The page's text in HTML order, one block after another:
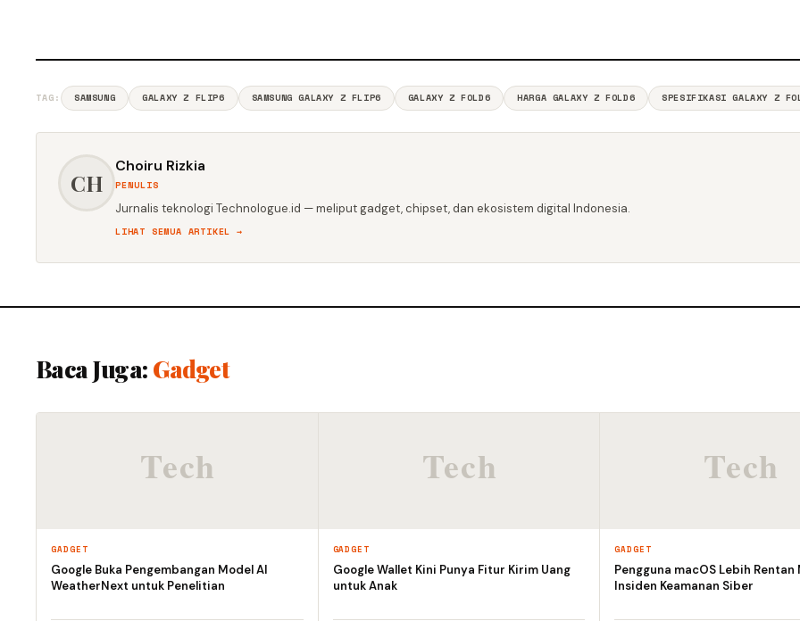
TAG: SAMSUNG GALAXY Z FLIP6 SAMSUNG GALAXY Z FLIP6 GALAXY Z FOLD6 HARGA GALAXY Z FOLD6 SPESIFIKASI GALAXY Z
CH
Choiru Rizkia
PENULIS
Jurnalis teknologi Technologue.id — meliput gadget, chipset, dan ekosistem digital Indonesia.
LIHAT SEMUA ARTIKEL →
Baca Juga: Gadget
GADGET
Google Buka Pengembangan Model AI
WeatherNext untuk Penelitian
GADGET
Google Wallet Kini Punya Fitur Kirim Uang
untuk Anak
GADGET
Pengguna macOS Lebih Rentan
Insiden Keamanan Siber